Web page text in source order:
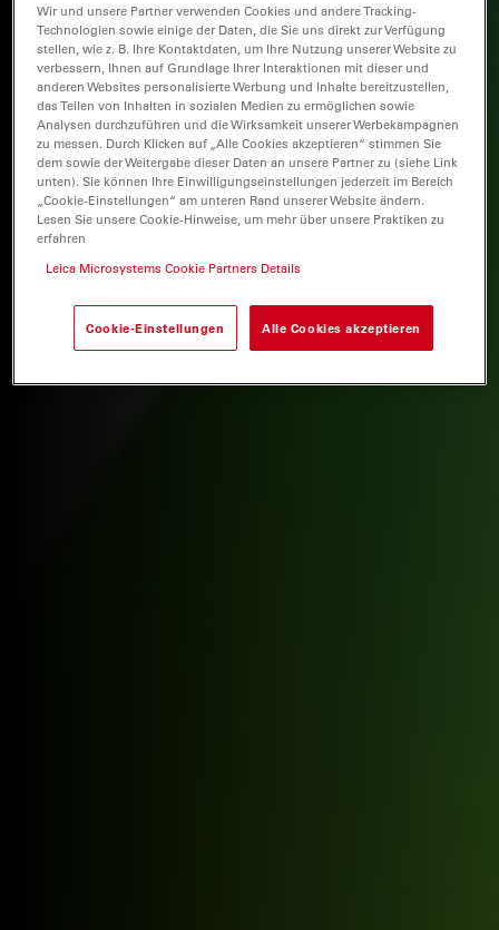
Wir und unsere Partner verwenden Cookies und andere Tracking-
Technologien sowie einige der Daten, die Sie uns direkt zur Verfügung
stellen, wie z. B. Ihre Kontaktdaten, um Ihre Nutzung unserer Website zu
verbessern, Ihnen auf Grundlage Ihrer Interaktionen mit dieser und
anderen Websites personalisierte Werbung und Inhalte bereitzustellen,
das Teilen von Inhalten in sozialen Medien zu ermöglichen sowie
Analysen durchzuführen und die Wirksamkeit unserer Werbekampagnen
zu messen. Durch Klicken auf „Alle Cookies akzeptieren“ stimmen Sie
dem sowie der Weitergabe dieser Daten an unsere Partner zu (siehe Link
unten). Sie können Ihre Einwilligungseinstellungen jederzeit im Bereich
„Cookie-Einstellungen“ am unteren Rand unserer Website ändern.
Lesen Sie unsere Cookie-Hinweise, um mehr über unsere Praktiken zu
erfahren
Leica Microsystems Cookie Partners Details
Cookie-Einstellungen Alle Cookies akzeptieren